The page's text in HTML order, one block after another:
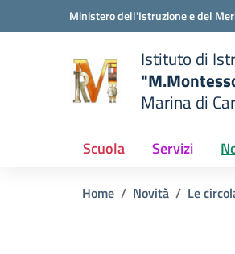
Vai ai contenuti
Vai al menu di navigazioneMinistero dell'Istruzione e del
Istituto di
Marina di
Scuola Servizi
Home Novità Le